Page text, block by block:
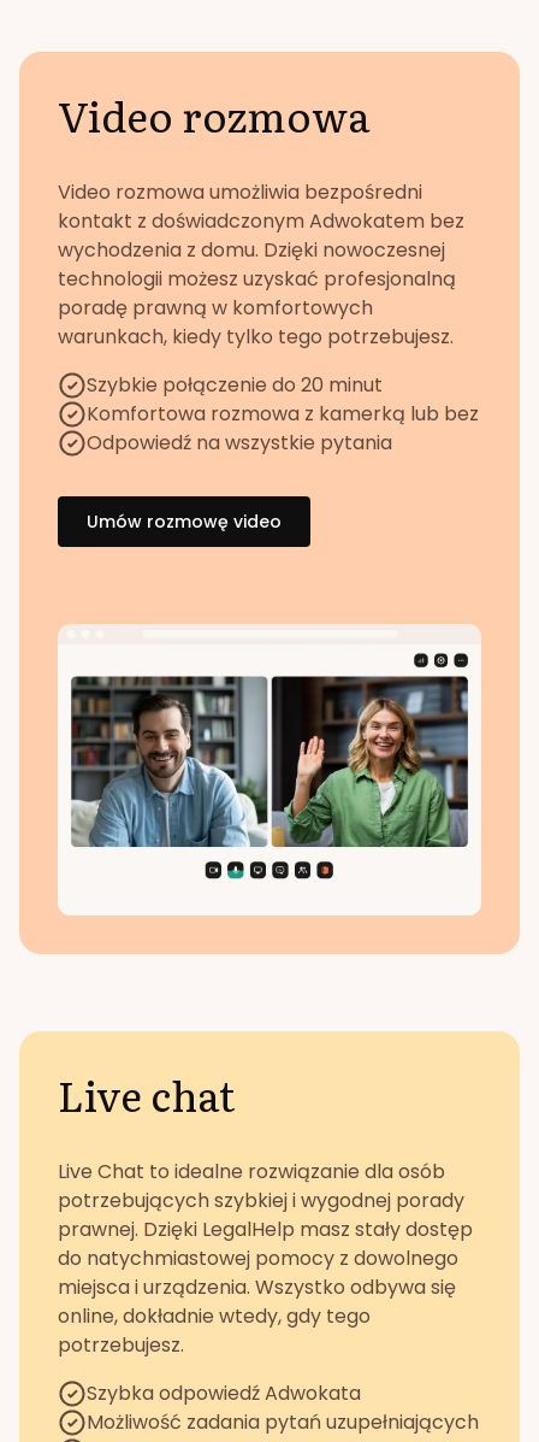
Video rozmowa
Video rozmowa umożliwia bezpośredni
kontakt z doświadczonym Adwokatem bez
wychodzenia z domu. Dzięki nowoczesnej
technologii możesz uzyskać profesjonalną
poradę prawną w komfortowych
warunkach, kiedy tylko tego potrzebujesz.
Szybkie połączenie do 20 minut
Komfortowa rozmowa z kamerką lub bez
Odpowiedź na wszystkie pytania
Umów rozmowę video
Live chat
Live Chat to idealne rozwiązanie dla osób
potrzebujących szybkiej i wygodnej porady
prawnej. Dzięki LegalHelp masz stały dostęp
do natychmiastowej pomocy z dowolnego
miejsca i urządzenia. Wszystko odbywa się
online, dokładnie wtedy, gdy tego
potrzebujesz.
Szybka odpowiedź Adwokata
Możliwość zadania pytań uzupełniających